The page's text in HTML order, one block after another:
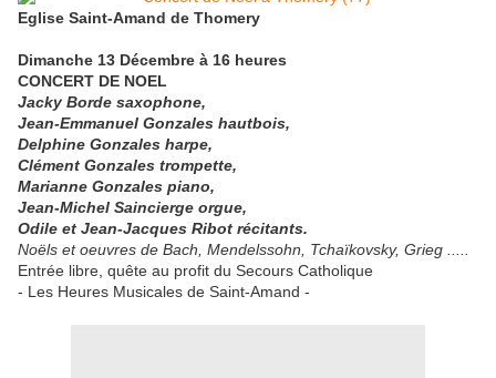
Eglise Saint-Amand de Thomery
Dimanche 13 Décembre à 16 heures
CONCERT DE NOEL
Jacky Borde saxophone,
Jean-Emmanuel Gonzales hautbois,
Delphine Gonzales harpe,
Clément Gonzales trompette,
Marianne Gonzales piano,
Jean-Michel Saincierge orgue,
Odile et Jean-Jacques Ribot récitants.
Noëls et oeuvres de Bach, Mendelssohn, Tchaïkovsky, Grieg .....
Entrée libre, quête au profit du Secours Catholique
- Les Heures Musicales de Saint-Amand -